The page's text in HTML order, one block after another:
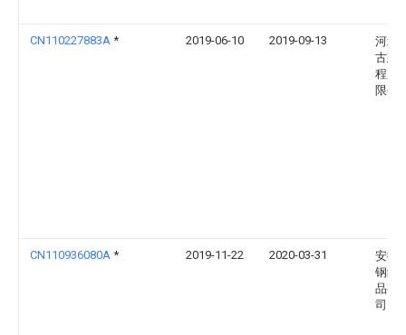
CN110227883A * 2019-06-10 2019-09-13
河北
古建
程股
限公
CN110936080A * 2019-11-22 2020-03-31
安徽
钢结
品有
司